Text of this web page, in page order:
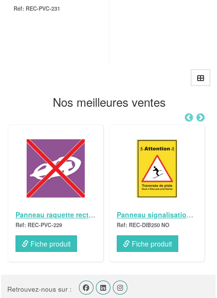
REC-PVC-231
Nos meilleures ventes
Panneau signalisation Dibon Ski de Randonnée "Attention traversée" A4
REC-DIB250 NO
Fiche produit
Panneau directionnel Dibon Ski de Randonnée horizontal échappatoire gauche 35x50
REC-DIB246 NO
Fiche produit
Retrouvez-nous sur :